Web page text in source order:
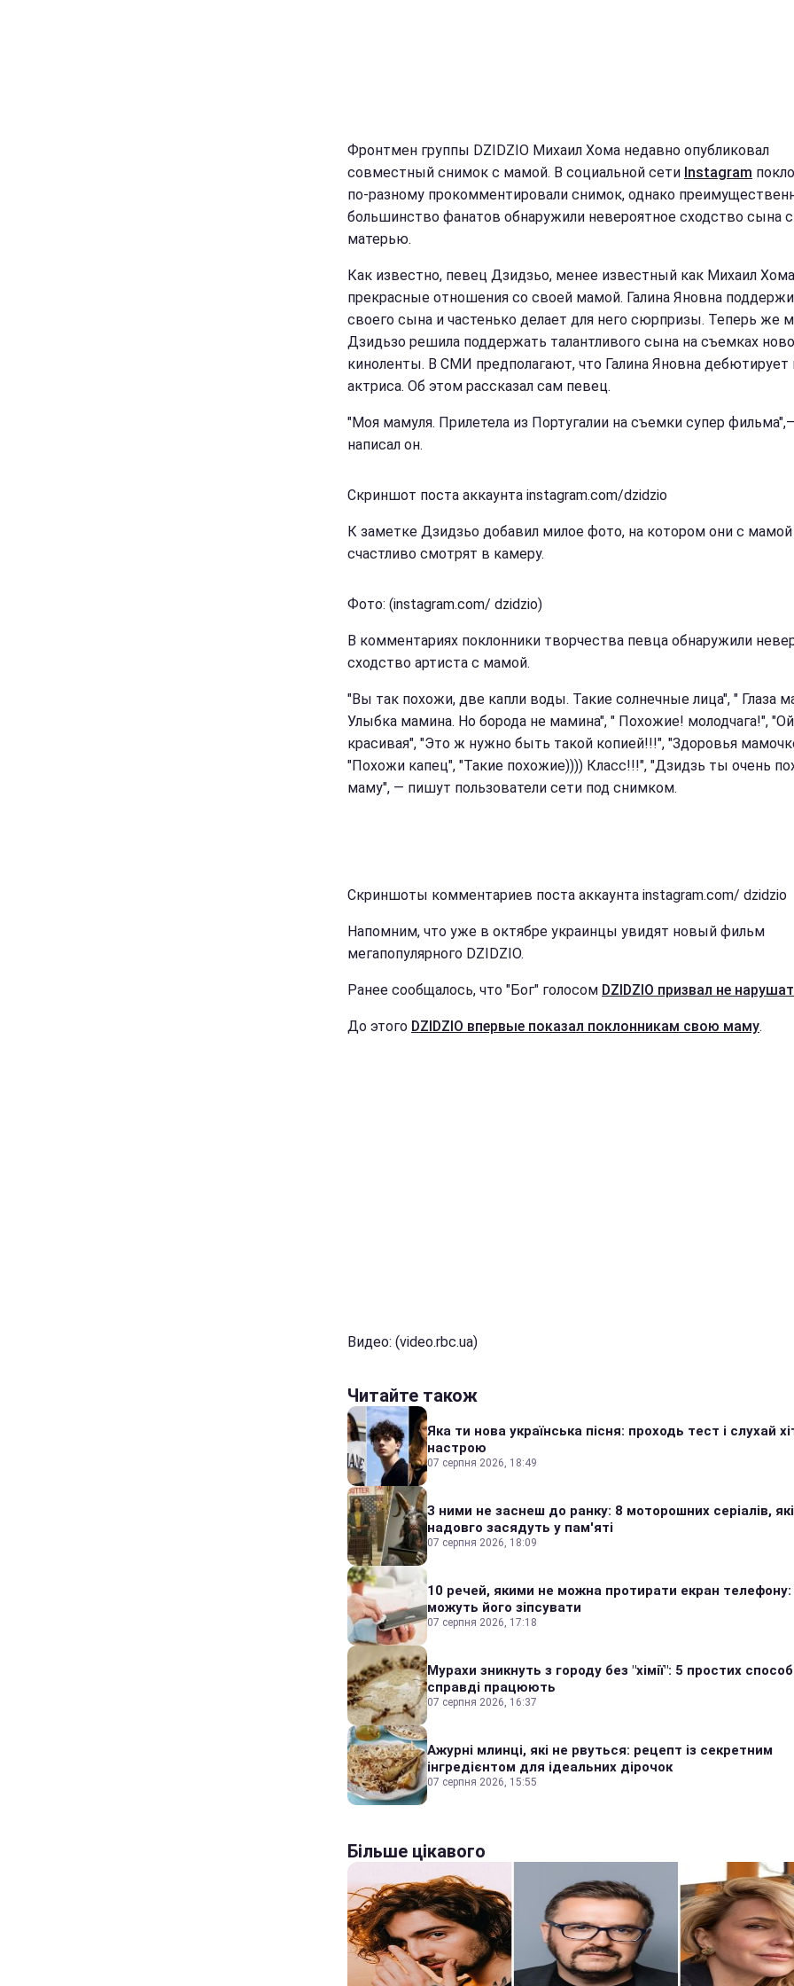
Фронтмен группы DZIDZIO Михаил Хома недавно опубликовал
совместный снимок с мамой. В социальной сети Instagram
по-разному прокомментировали снимок, однако
большинство фанатов обнаружили невероятное сходство сына с
матерью.
Как известно, певец Дзидзьо, менее известный как Михаил
прекрасные отношения со своей мамой. Галина Яновна
своего сына и частенько делает для него сюрпризы. Теперь же
Дзидьзо решила поддержать талантливого сына на съемках
киноленты. В СМИ предполагают, что Галина Яновна дебютирует
актриса. Об этом рассказал сам певец.
"Моя мамуля. Прилетела из Португалии на съемки супер фильма",–
написал он.
Скриншот поста аккаунта instagram.com/dzidzio
К заметке Дзидзьо добавил милое фото, на котором они с мамой
счастливо смотрят в камеру.
Фото: (instagram.com/ dzidzio)
В комментариях поклонники творчества певца обнаружили
сходство артиста с мамой.
"Вы так похожи, две капли воды. Такие солнечные лица", " Глаза
Улыбка мамина. Но борода не мамина", " Похожие! молодчага!",
красивая", "Это ж нужно быть такой копией!!!", "Здоровья
"Похожи капец", "Такие похожие)))) Класс!!!", "Дзидзь ты очень
маму", — пишут пользователи сети под снимком.
Скриншоты комментариев поста аккаунта instagram.com/ dzidzio
Напомним, что уже в октябре украинцы увидят новый фильм
мегапопулярного DZIDZIO.
Ранее сообщалось, что "Бог" голосом DZIDZIO призвал не
До этого DZIDZIO впервые показал поклонникам свою маму.
Видео: (video.rbc.ua)
Читайте також
Яка ти нова українська пісня: проходь тест і слухай
настрою
07 серпня 2026, 18:49
З ними не заснеш до ранку: 8 моторошних серіалів, які
надовго засядуть у пам'яті
07 серпня 2026, 18:09
10 речей, якими не можна протирати екран телефону:
можуть його зіпсувати
07 серпня 2026, 17:18
Мурахи зникнуть з городу без "хімії": 5 простих
справді працюють
07 серпня 2026, 16:37
Ажурні млинці, які не рвуться: рецепт із секретним
інгредієнтом для ідеальних дірочок
07 серпня 2026, 15:55
Більше цікавого